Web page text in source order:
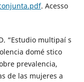
. Acesso
“Estudio multipaí s
domé stico
prevalencia,
de las mujeres a